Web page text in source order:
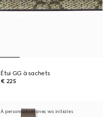
Étui GG à sachets
€ 225
À personnaliser avec vos initiales